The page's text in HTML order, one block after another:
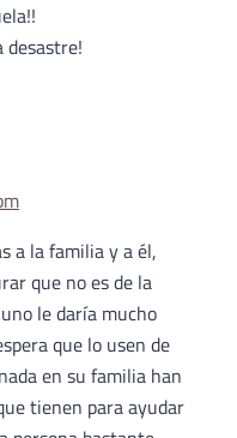
desastre!
a la familia y a él,
que no es de la
le daría mucho
que lo usen de
en su familia han
tienen para ayudar